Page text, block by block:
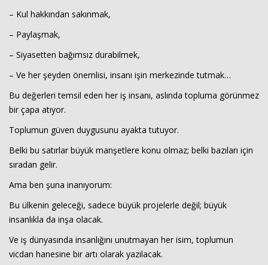
– Kul hakkından sakınmak,
– Paylaşmak,
– Siyasetten bağımsız durabilmek,
– Ve her şeyden önemlisi, insanı işin merkezinde tutmak…
Bu değerleri temsil eden her iş insanı, aslında topluma görünmez
bir çapa atıyor.
Toplumun güven duygusunu ayakta tutuyor.
Belki bu satırlar büyük manşetlere konu olmaz; belki bazıları için
sıradan gelir.
Ama ben şuna inanıyorum:
Bu ülkenin geleceği, sadece büyük projelerle değil; büyük
insanlıkla da inşa olacak.
Ve iş dünyasında insanlığını unutmayan her isim, toplumun
vicdan hanesine bir artı olarak yazılacak.